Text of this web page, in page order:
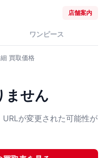
店舗案内
ワンピース
買取価格
ません
が変更された可能性が